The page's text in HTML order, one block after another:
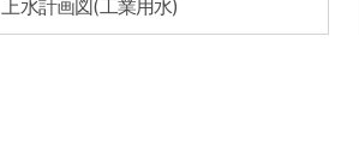
上水計画図(工業用水)